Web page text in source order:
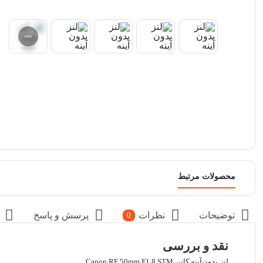
محصولات مرتبط
توضیحات نظرات 0 پرسش و پاسخ
نقد و بررسی